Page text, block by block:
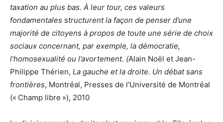
taxation au plus bas. À leur tour, ces valeurs
fondamentales structurent la façon de penser d’une
majorité de citoyens à propos de toute une série de choix
sociaux concernant, par exemple, la démocratie,
l’homosexualité ou l’avortement. (Alain Noël et Jean-
Philippe Thérien, La gauche et la droite. Un débat sans
frontières, Montréal, Presses de l’Université de Montréal
(« Champ libre »), 2010